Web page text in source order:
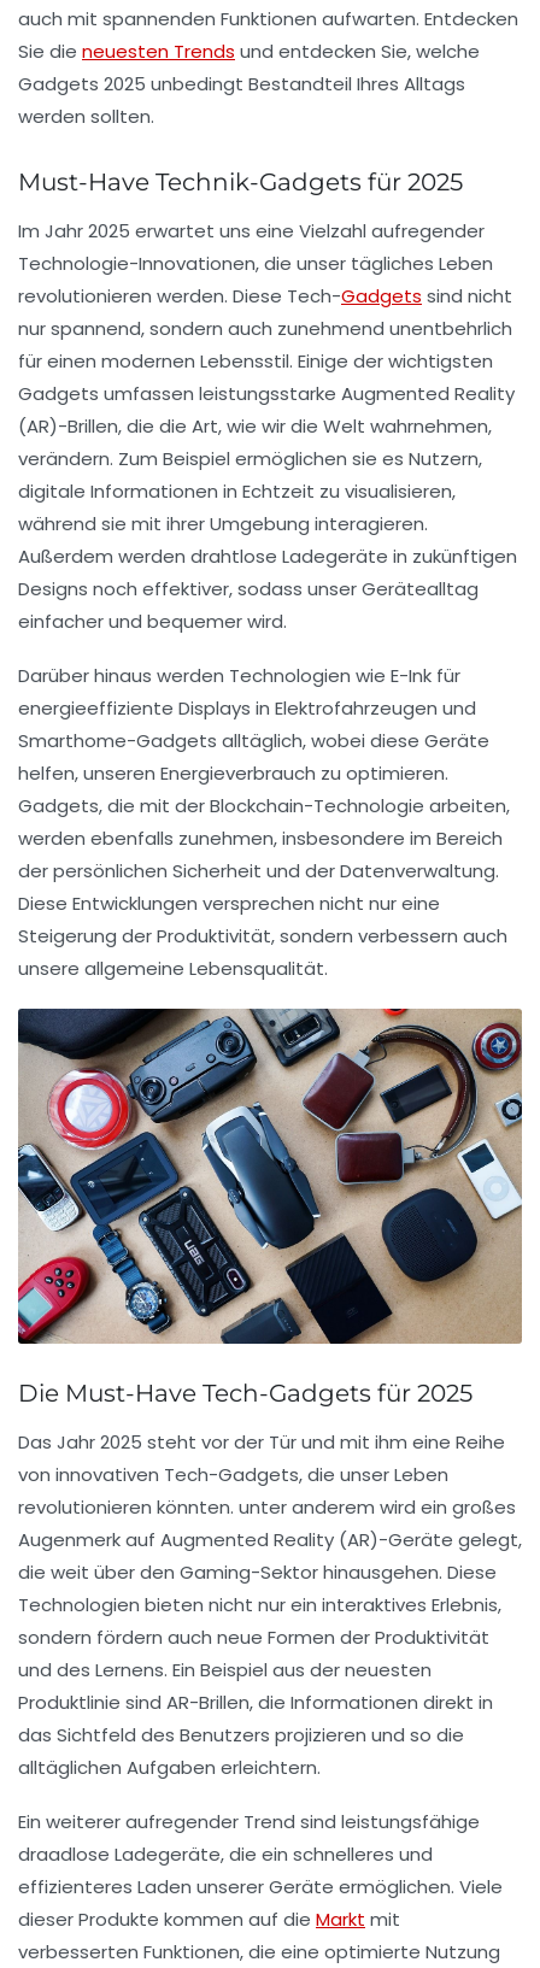
auch mit spannenden Funktionen aufwarten. Entdecken
Sie die neuesten Trends und entdecken Sie, welche
Gadgets 2025 unbedingt Bestandteil Ihres Alltags
werden sollten.
Must-Have Technik-Gadgets für 2025
Im Jahr 2025 erwartet uns eine Vielzahl aufregender
Technologie-Innovationen, die unser tägliches Leben
revolutionieren werden. Diese Tech-Gadgets sind nicht
nur spannend, sondern auch zunehmend unentbehrlich
für einen modernen Lebensstil. Einige der wichtigsten
Gadgets umfassen leistungsstarke Augmented Reality
(AR)-Brillen, die die Art, wie wir die Welt wahrnehmen,
verändern. Zum Beispiel ermöglichen sie es Nutzern,
digitale Informationen in Echtzeit zu visualisieren,
während sie mit ihrer Umgebung interagieren.
Außerdem werden drahtlose Ladegeräte in zukünftigen
Designs noch effektiver, sodass unser Gerätealltag
einfacher und bequemer wird.
Darüber hinaus werden Technologien wie E-Ink für
energieeffiziente Displays in Elektrofahrzeugen und
Smarthome-Gadgets alltäglich, wobei diese Geräte
helfen, unseren Energieverbrauch zu optimieren.
Gadgets, die mit derBlockchain-Technologie arbeiten,
werden ebenfalls zunehmen, insbesondere im Bereich
der persönlichen Sicherheit und der Datenverwaltung.
Diese Entwicklungen versprechen nicht nur eine
Steigerung der Produktivität, sondern verbessern auch
unsere allgemeine Lebensqualität.
Die Must-Have Tech-Gadgets für 2025
Das Jahr2025 steht vor der Tür und mit ihm eine Reihe
von innovativen Tech-Gadgets, die unser Leben
revolutionieren könnten. unter anderem wird ein großes
Augenmerk auf Augmented Reality (AR)-Geräte gelegt,
die weit über den Gaming-Sektor hinausgehen. Diese
Technologien bieten nicht nur ein interaktives Erlebnis,
sondern fördern auch neue Formen derProduktivität
und des Lernens. Ein Beispiel aus der neuesten
Produktlinie sind AR-Brillen, die Informationen direkt in
das Sichtfeld des Benutzers projizieren und so die
alltäglichen Aufgaben erleichtern.
Ein weiterer aufregender Trend sind leistungsfähige
draadlose Ladegeräte, die ein schnelleres und
effizienteres Laden unserer Geräte ermöglichen. Viele
dieser Produkte kommen auf die Markt mit
verbesserten Funktionen, die eine optimierte Nutzung